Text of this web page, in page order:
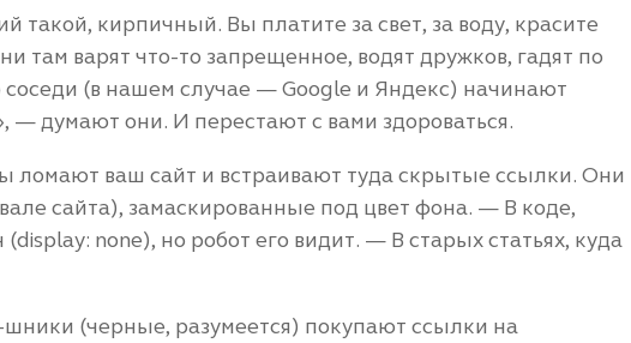
такой, кирпичный. Вы платите за свет, за воду, красите
там варят что-то запрещенное, водят дружков, гадят по
(в нашем случае — Google и Яндекс) начинают
— думают они. И перестают с вами здороваться.
ломают ваш сайт и встраивают туда скрытые ссылки. Они
сайта), замаскированные под цвет фона. — В коде,
none), но робот его видит. — В старых статьях, куда
шники (черные, разумеется) покупают ссылки на